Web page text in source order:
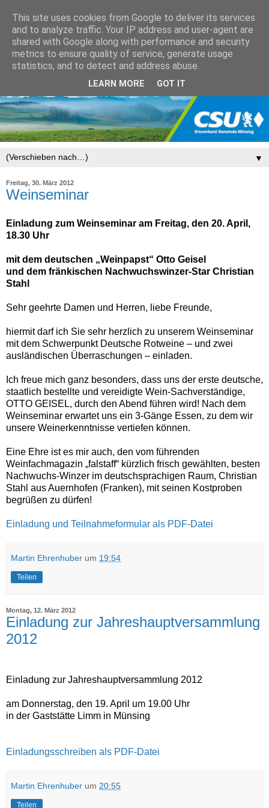
▼
Freitag, 30. März 2012
Weinseminar
Einladung zum Weinseminar am Freitag, den 20. April,
18.30 Uhr
mit dem deutschen „Weinpapst“ Otto Geisel
und dem fränkischen Nachwuchswinzer-Star Christian
Stahl
Sehr geehrte Damen und Herren, liebe Freunde,
hiermit darf ich Sie sehr herzlich zu unserem Weinseminar
mit dem Schwerpunkt Deutsche Rotweine – und zwei
ausländischen Überraschungen – einladen.
Ich freue mich ganz besonders, dass uns der erste deutsche,
staatlich bestellte und vereidigte Wein-Sachverständige,
OTTO GEISEL, durch den Abend führen wird! Nach dem
Weinseminar erwartet uns ein 3-Gänge Essen, zu dem wir
unsere Weinerkenntnisse vertiefen können.
Eine Ehre ist es mir auch, den vom führenden
Weinfachmagazin „falstaff“ kürzlich frisch gewählten, besten
Nachwuchs-Winzer im deutschsprachigen Raum, Christian
Stahl aus Auernhofen (Franken), mit seinen Kostproben
begrüßen zu dürfen!
Einladung und Teilnahmeformular als PDF-Datei
Martin Ehrenhuber um 19:54
Teilen
Montag, 12. März 2012
Einladung zur Jahreshauptversammlung
2012
Einladung zur Jahreshauptversammlung 2012
am Donnerstag, den 19. April um 19.00 Uhr
in der Gaststätte Limm in Münsing
Einladungsschreiben als PDF-Datei
Martin Ehrenhuber um 20:55
Teilen
This site uses cookies from Google to deliver its services
and to analyze traffic. Your IP address and user-agent are
shared with Google along with performance and security
metrics to ensure quality of service, generate usage
statistics, and to detect and address abuse.
LEARN MORE GOT IT